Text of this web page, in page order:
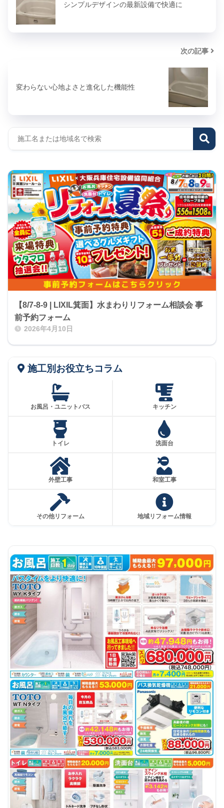
シンプルデザインの最新設備で快適に
次の記事
変わらない心地よさと進化した機能性
【8/7-8-9 | LIXIL箕面】水まわりリフォーム相談会 事
前予約フォーム
2026年4月10日
施工別お役立ちコラム
お風呂・ユニットバス キッチン
トイレ 洗面台
外壁工事 和室工事
その他リフォーム 地域リフォーム情報